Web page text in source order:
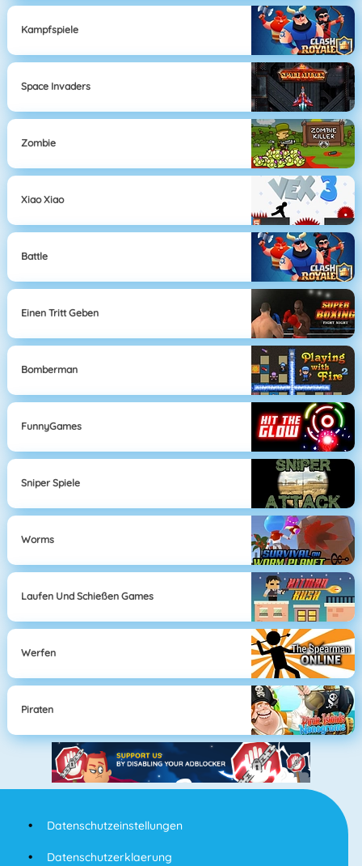
Kampfspiele
Space Invaders
Zombie
Xiao Xiao
Battle
Einen Tritt Geben
Bomberman
FunnyGames
Sniper Spiele
Worms
Laufen Und Schießen Games
Werfen
Piraten
Datenschutzeinstellungen
Datenschutzerklaerung